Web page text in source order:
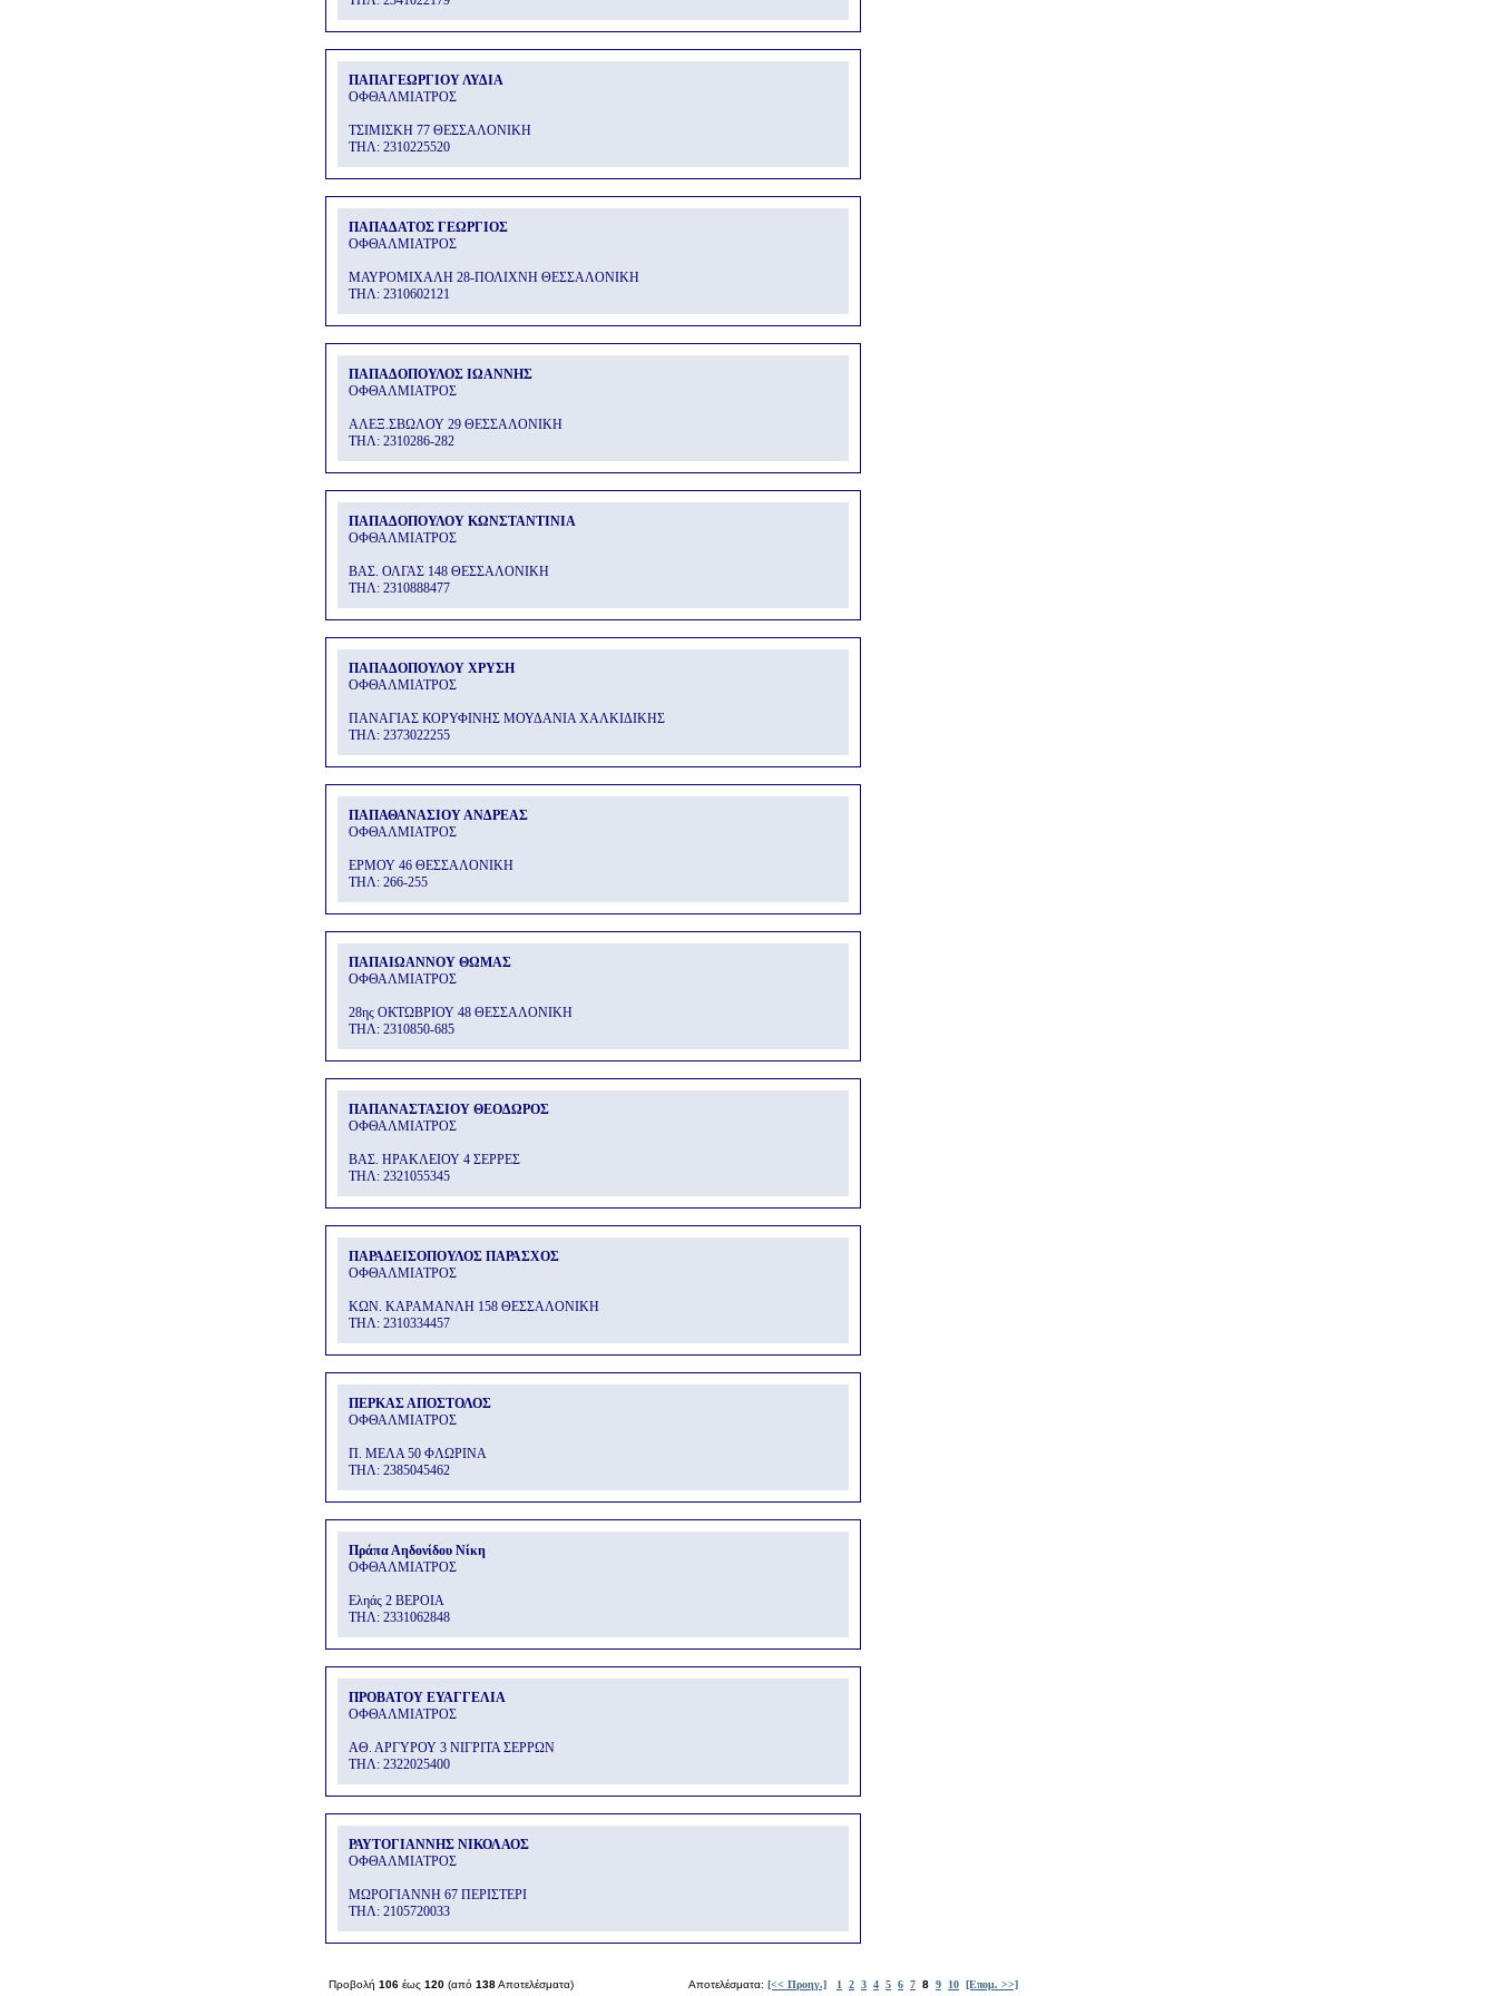
ΠΑΠΑΓΕΩΡΓΙΟΥ ΛΥΔΙΑ
ΟΦΘΑΛΜΙΑΤΡΟΣ
ΤΣΙΜΙΣΚΗ 77 ΘΕΣΣΑΛΟΝΙΚΗ
THΛ: 2310225520
ΠΑΠΑΔΑΤΟΣ ΓΕΩΡΓΙΟΣ
ΟΦΘΑΛΜΙΑΤΡΟΣ
ΜΑΥΡΟΜΙΧΑΛΗ 28-ΠΟΛΙΧΝΗ ΘΕΣΣΑΛΟΝΙΚΗ
THΛ: 2310602121
ΠΑΠΑΔΟΠΟΥΛΟΣ ΙΩΑΝΝΗΣ
ΟΦΘΑΛΜΙΑΤΡΟΣ
ΑΛΕΞ.ΣΒΩΛΟΥ 29 ΘΕΣΣΑΛΟΝΙΚΗ
THΛ: 2310286-282
ΠΑΠΑΔΟΠΟΥΛΟΥ ΚΩΝΣΤΑΝΤΙΝΙΑ
ΟΦΘΑΛΜΙΑΤΡΟΣ
ΒΑΣ. ΟΛΓΑΣ 148 ΘΕΣΣΑΛΟΝΙΚΗ
THΛ: 2310888477
ΠΑΠΑΔΟΠΟΥΛΟΥ ΧΡΥΣΗ
ΟΦΘΑΛΜΙΑΤΡΟΣ
ΠΑΝΑΓΙΑΣ ΚΟΡΥΦΙΝΗΣ ΜΟΥΔΑΝΙΑ ΧΑΛΚΙΔΙΚΗΣ
THΛ: 2373022255
ΠΑΠΑΘΑΝΑΣΙΟΥ ΑΝΔΡΕΑΣ
ΟΦΘΑΛΜΙΑΤΡΟΣ
ΕΡΜΟΥ 46 ΘΕΣΣΑΛΟΝΙΚΗ
THΛ: 266-255
ΠΑΠΑΙΩΑΝΝΟΥ ΘΩΜΑΣ
ΟΦΘΑΛΜΙΑΤΡΟΣ
28ης ΟΚΤΩΒΡΙΟΥ 48 ΘΕΣΣΑΛΟΝΙΚΗ
THΛ: 2310850-685
ΠΑΠΑΝΑΣΤΑΣΙΟΥ ΘΕΟΔΩΡΟΣ
ΟΦΘΑΛΜΙΑΤΡΟΣ
ΒΑΣ. ΗΡΑΚΛΕΙΟΥ 4 ΣΕΡΡΕΣ
THΛ: 2321055345
ΠΑΡΑΔΕΙΣΟΠΟΥΛΟΣ ΠΑΡΑΣΧΟΣ
ΟΦΘΑΛΜΙΑΤΡΟΣ
ΚΩΝ. ΚΑΡΑΜΑΝΛΗ 158 ΘΕΣΣΑΛΟΝΙΚΗ
THΛ: 2310334457
ΠΕΡΚΑΣ ΑΠΟΣΤΟΛΟΣ
ΟΦΘΑΛΜΙΑΤΡΟΣ
Π. ΜΕΛΑ 50 ΦΛΩΡΙΝΑ
THΛ: 2385045462
Πράπα Αηδονίδου Νίκη
ΟΦΘΑΛΜΙΑΤΡΟΣ
Εληάς 2 ΒΕΡΟΙΑ
THΛ: 2331062848
ΠΡΟΒΑΤΟΥ ΕΥΑΓΓΕΛΙΑ
ΟΦΘΑΛΜΙΑΤΡΟΣ
ΑΘ. ΑΡΓΥΡΟΥ 3 ΝΙΓΡΙΤΑ ΣΕΡΡΩΝ
THΛ: 2322025400
ΡΑΥΤΟΓΙΑΝΝΗΣ ΝΙΚΟΛΑΟΣ
ΟΦΘΑΛΜΙΑΤΡΟΣ
ΜΩΡΟΓΙΑΝΝΗ 67 ΠΕΡΙΣΤΕΡΙ
THΛ: 2105720033
Προβολή 106 έως 120 (από 138Αποτελέσματα) Αποτελέσματα: [<< Προηγ.] 1 2 3 4 5 6 7 8 9 10 [Επομ. >>]